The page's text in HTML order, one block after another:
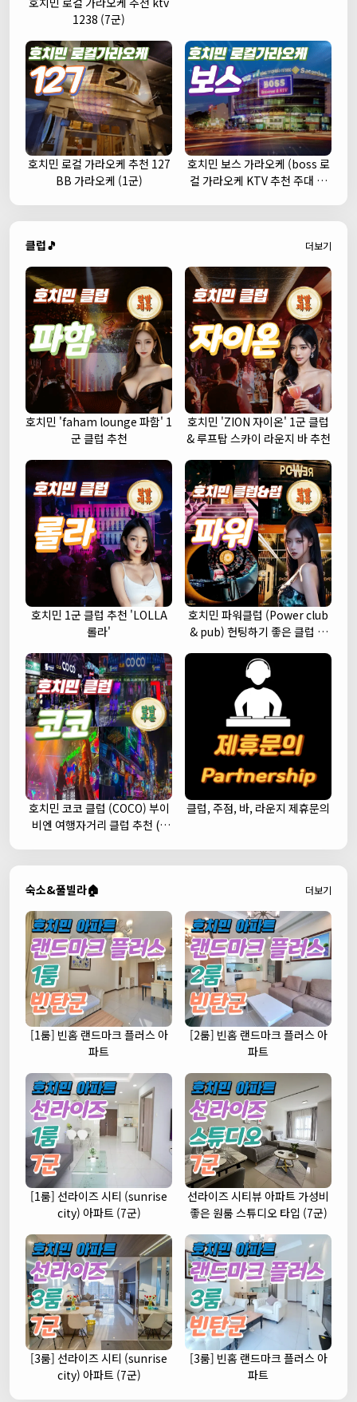
1238 (7군)
호치민 로컬 가라오케 추천 127
BB 가라오케 (1군)
호치민 보스 가라오케 (boss 로
컬 가라오케 KTV 추천 주대 예
클럽🎵 더보기
호치민 'faham lounge 파함' 1
군 클럽 추천
호치민 'ZION 자이온' 1군 클럽
& 루프탑 스카이 라운지 바 추천
호치민 1군 클럽 추천 'LOLLA
롤라'
호치민 파워클럽 (Power club
& pub) 헌팅하기 좋은 클럽 추
호치민 코코 클럽 (COCO) 부이
비엔 여행자거리 클럽 추천 (1
클럽, 주점, 바, 라운지 제휴문의
숙소&풀빌라🏠 더보기
[1룸] 빈홈 랜드마크 플러스 아
파트
[2룸] 빈홈 랜드마크 플러스 아
파트
[1룸] 선라이즈 시티 (sunrise
city) 아파트 (7군)
선라이즈 시티뷰 아파트 가성비
좋은 원룸 스튜디오 타입 (7군)
[3룸] 선라이즈 시티 (sunrise
city) 아파트 (7군)
[3룸] 빈홈 랜드마크 플러스 아
파트